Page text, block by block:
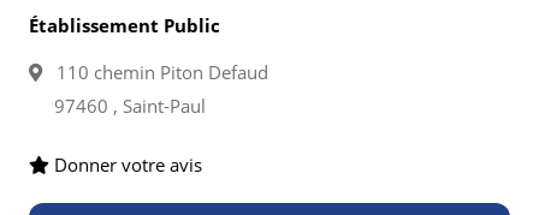
Établissement Public
110 chemin Piton Defaud
97460 , Saint-Paul
Donner votre avis